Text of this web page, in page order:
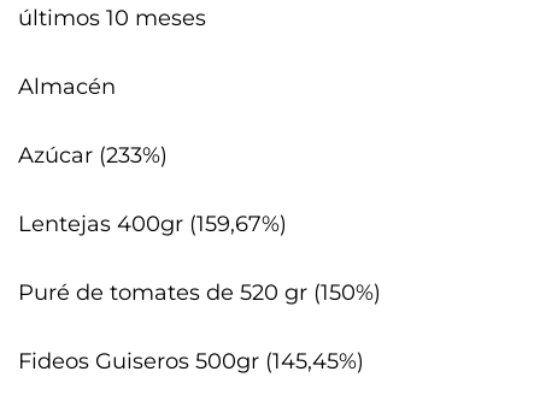
últimos 10 meses
Almacén
Azúcar (233%)
Lentejas 400gr (159,67%)
Puré de tomates de 520 gr (150%)
Fideos Guiseros 500gr (145,45%)